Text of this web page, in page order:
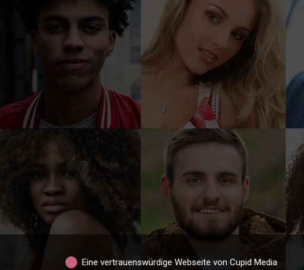
Eine vertrauenswürdige Webseite von Cupid Media